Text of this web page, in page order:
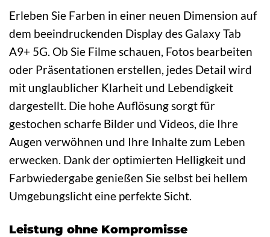
Erleben Sie Farben in einer neuen Dimension auf
dem beeindruckenden Display des Galaxy Tab
A9+ 5G. Ob Sie Filme schauen, Fotos bearbeiten
oder Präsentationen erstellen, jedes Detail wird
mit unglaublicher Klarheit und Lebendigkeit
dargestellt. Die hohe Auflösung sorgt für
gestochen scharfe Bilder und Videos, die Ihre
Augen verwöhnen und Ihre Inhalte zum Leben
erwecken. Dank der optimierten Helligkeit und
Farbwiedergabe genießen Sie selbst bei hellem
Umgebungslicht eine perfekte Sicht.
Leistung ohne Kompromisse